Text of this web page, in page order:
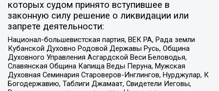
которых судом принято вступившее в
законную силу решение о ликвидации или
запрете деятельности:
Национал-большевистская партия, ВЕК РА, Рада земли
Кубанской Духовно Родовой Державы Русь, Община
Духовного Управления Асгардской Веси Беловодья,
Славянская Община Капища Веды Перуна, Мужская
Духовная Семинария Староверов-Инглингов, Нурджулар, К
Богодержавию, Таблиги Джамаат, Свидетели Иеговы,